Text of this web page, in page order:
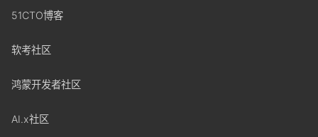
51CTO博客
软考社区
鸿蒙开发者社区
AI.x社区